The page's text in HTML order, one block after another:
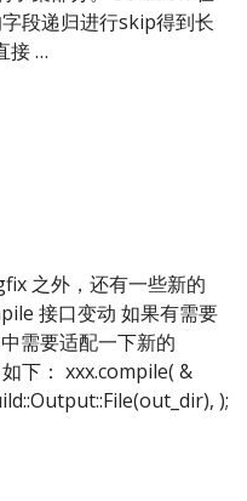
段递归进行skip得到长
接 …
之外，还有一些新的
接口变动 如果有需要
需要适配一下新的
下： xxx.compile( &
);